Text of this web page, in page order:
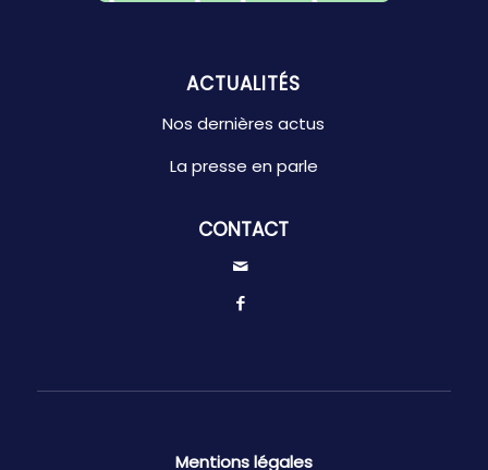
ACTUALITÉS
Nos dernières actus
La presse en parle
CONTACT
Mentions légales